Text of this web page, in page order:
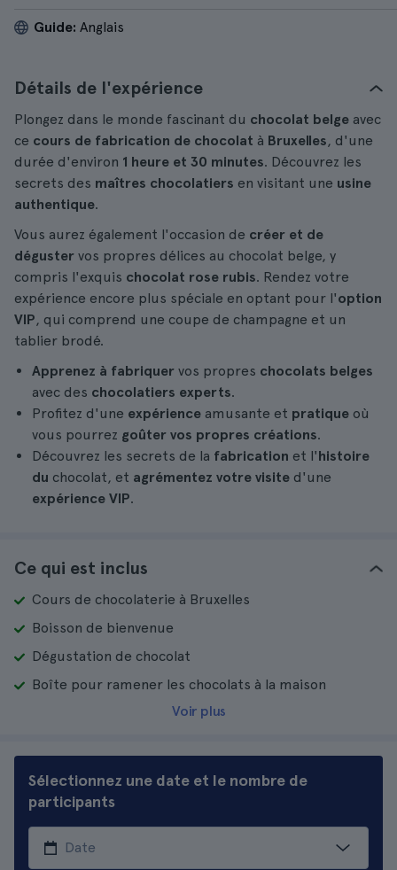
Guide: Anglais
Détails de l'expérience
Plongez dans le monde fascinant du chocolat belge avec
ce cours de fabrication de chocolat à Bruxelles, d'une
durée d'environ 1 heure et 30 minutes. Découvrez les
secrets des maîtres chocolatiers en visitant une usine
authentique.
Vous aurez également l'occasion de créer et de
déguster vos propres délices au chocolat belge, y
compris l'exquis chocolat rose rubis. Rendez votre
expérience encore plus spéciale en optant pour l'option
VIP, qui comprend une coupe de champagne et un
tablier brodé.
Apprenez à fabriquer vos propres chocolats belges
avec des chocolatiers experts.
Profitez d'une expérience amusante et pratique où
vous pourrez goûter vos propres créations.
Découvrez les secrets de la fabrication et l'histoire
du chocolat, et agrémentez votre visite d'une
expérience VIP.
Ce qui est inclus
Cours de chocolaterie à Bruxelles
Boisson de bienvenue
Dégustation de chocolat
Boîte pour ramener les chocolats à la maison
Voir plus
Sélectionnez une date et le nombre de
participants